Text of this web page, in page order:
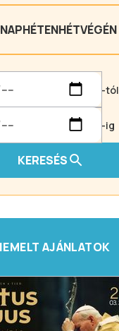
HÉTENHÉTVÉGÉN
-tól
-ig
KERESÉS
AJÁNLATOK